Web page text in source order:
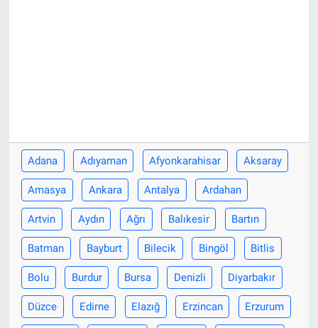
Adana Adıyaman Afyonkarahisar Aksaray
Amasya Ankara Antalya Ardahan
Artvin Aydın Ağrı Balıkesir Bartın
Batman Bayburt Bilecik Bingöl Bitlis
Bolu Burdur Bursa Denizli Diyarbakır
Düzce Edirne Elazığ Erzincan Erzurum